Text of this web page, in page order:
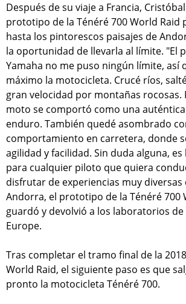
Después de su viaje a Francia,
prototipo de la Ténéré 700 World Raid
hasta los pintorescos paisajes de
la oportunidad de llevarla al límite. "El
Yamaha no me puso ningún límite, así
máximo la motocicleta. Crucé ríos,
gran velocidad por montañas rocosas.
moto se comportó como una
enduro. También quedé asombrado
comportamiento en carretera, donde
agilidad y facilidad. Sin duda alguna,
para cualquier piloto que quiera
disfrutar de experiencias muy diversas
Andorra, el prototipo de la Ténéré 700
guardó y devolvió a los laboratorios
Europe.
Tras completar el tramo final de la
World Raid, el siguiente paso es que
pronto la motocicleta Ténéré 700.